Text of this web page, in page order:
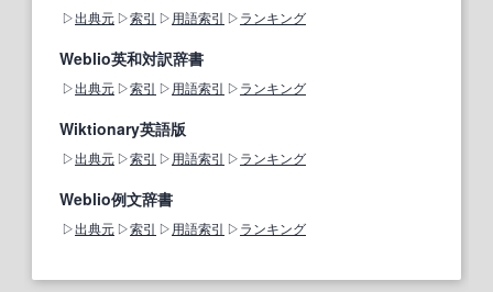
出典元 索引 用語索引 ランキング
Weblio英和対訳辞書
出典元 索引 用語索引 ランキング
Wiktionary英語版
出典元 索引 用語索引 ランキング
Weblio例文辞書
出典元 索引 用語索引 ランキング